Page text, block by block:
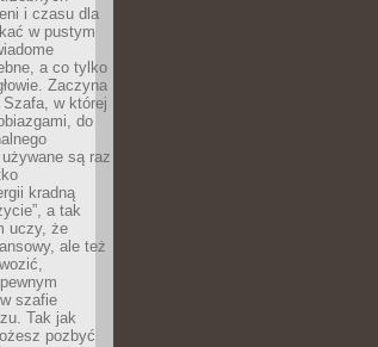
i czasu dla
w pustym
a co tylko
Zaczyna
w której
do
są raz
kradną
a tak
uczy, że
ale też
szafie
Tak jak
pozbyć